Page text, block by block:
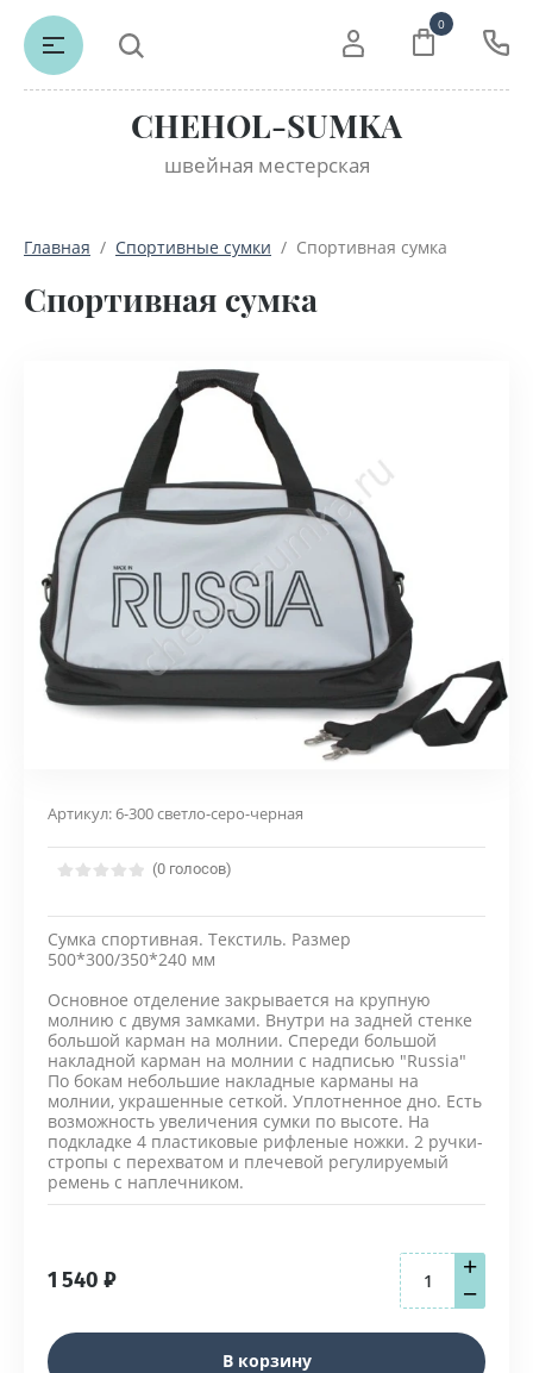
CHEHOL-SUMKA
швейная местерская
0
Главная
  /
Спортивные сумки
  /  Спортивная сумка
Спортивная сумка
Артикул:6-300 светло-серо-черная
(0 голосов)
Сумка спортивная. Текстиль. Размер
500*300/350*240 мм
Основное отделение закрывается на крупную
молнию с двумя замками. Внутри на задней стенке
большой карман на молнии. Спереди большой
накладной карман на молнии с надписью "Russia"
По бокам небольшие накладные карманы на
молнии, украшенные сеткой. Уплотненное дно. Есть
возможность увеличения сумки по высоте. На
подкладке 4 пластиковые рифленые ножки. 2 ручки-
стропы с перехватом и плечевой регулируемый
ремень с наплечником.
1 540 ₽
−
+
В корзину